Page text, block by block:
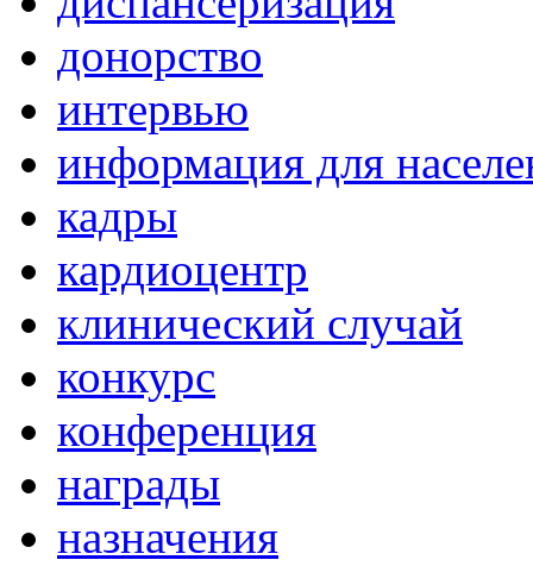
донорство
интервью
информация для
кадры
кардиоцентр
клинический случай
конкурс
конференция
награды
назначения